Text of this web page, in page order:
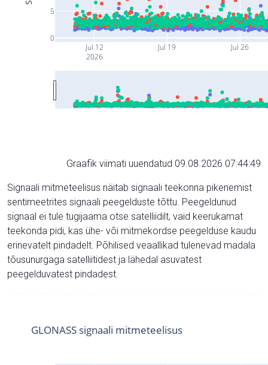
Jul 12
2026
Jul 19 Jul 26
0
5
Graafik viimati uuendatud 09.08.2026 07:44:49
Signaali mitmeteelisus näitab signaali teekonna pikenemist
sentimeetrites signaali peegelduste tõttu. Peegeldunud
signaal ei tule tugijaama otse satelliidilt, vaid keerukamat
teekonda pidi, kas ühe- või mitmekordse peegelduse kaudu
erinevatelt pindadelt. Põhilised veaallikad tulenevad madala
tõusunurgaga satelliitidest ja lähedal asuvatest
peegelduvatest pindadest.
GLONASS signaali mitmeteelisus